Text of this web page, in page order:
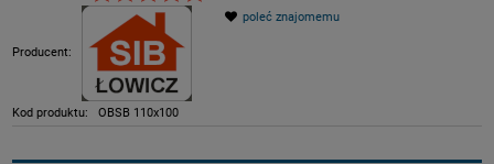
Producent:
Kod produktu: OBSB 110x100
poleć znajomemu